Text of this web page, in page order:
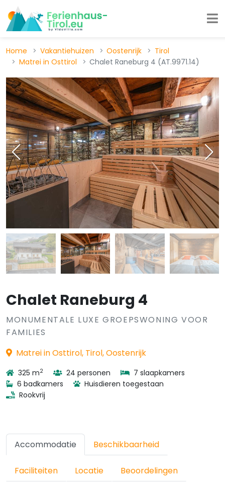
Home Vakantiehuizen Oostenrijk
Tirol
Matrei in Osttirol
Chalet Raneburg 4 (AT.9971.14)
Chalet Raneburg 4
MONUMENTALE LUXE GROEPSWONING VOOR
FAMILIES
Matrei in Osttirol, Tirol, Oostenrijk
325 m2 24 personen
7 slaapkamers
6 badkamers
Huisdieren toegestaan
Rookvrij
Accommodatie Beschikbaarheid
Faciliteiten Locatie Beoordelingen